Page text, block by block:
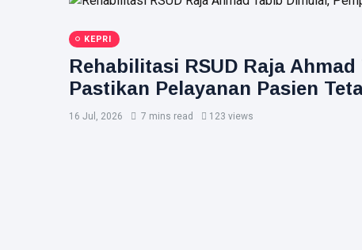
KEPRI
Rehabilitasi RSUD Raja
Pastikan Pelayanan Pasien
16 Jul, 2026 7 mins read 123 views